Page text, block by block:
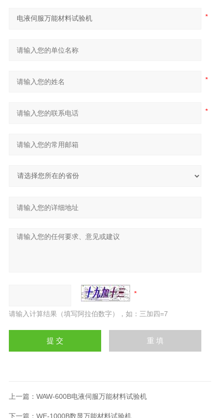
请输入计算结果（填写阿拉伯数字），如：三加四=7
上一篇： WAW-600B电液伺服万能材料试验机
下一篇： WE-1000B数显万能材料试验机